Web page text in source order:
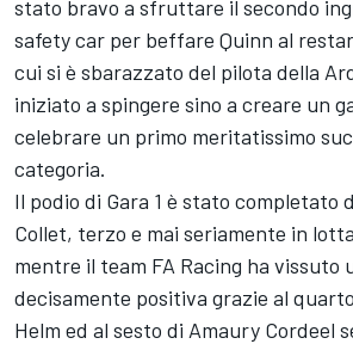
stato bravo a sfruttare il secondo
safety car per beffare Quinn al
cui si è sbarazzato del pilota della
iniziato a spingere sino a creare un
celebrare un primo meritatissimo
categoria.
Il podio di Gara 1 è stato completato
Collet, terzo e mai seriamente in
mentre il team FA Racing ha vissuto
decisamente positiva grazie al
Helm ed al sesto di Amaury Cordeel